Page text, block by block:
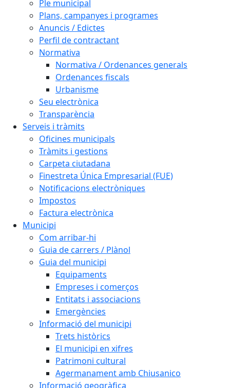
Ple municipal
Plans, campanyes i programes
Anuncis / Edictes
Perfil de contractant
Normativa
Normativa / Ordenances generals
Ordenances fiscals
Urbanisme
Seu electrònica
Transparència
Serveis i tràmits
Oficines municipals
Tràmits i gestions
Carpeta ciutadana
Finestreta Única Empresarial (FUE)
Notificacions electròniques
Impostos
Factura electrònica
Municipi
Com arribar-hi
Guia de carrers / Plànol
Guia del municipi
Equipaments
Empreses i comerços
Entitats i associacions
Emergències
Informació del municipi
Trets històrics
El municipi en xifres
Patrimoni cultural
Agermanament amb Chiusanico
Informació geogràfica